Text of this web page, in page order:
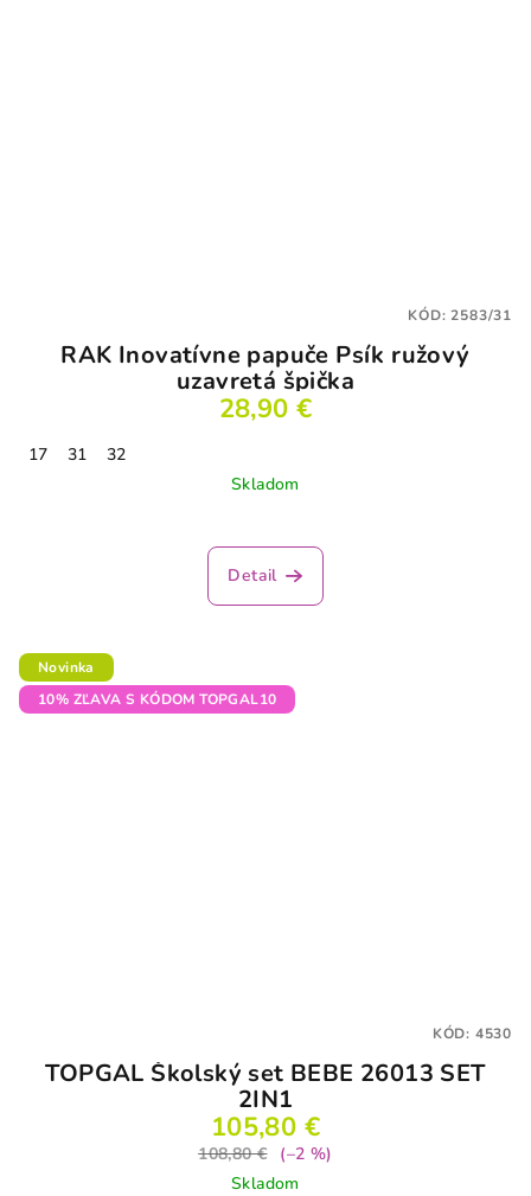
RAK Inovatívne papuče Psík ružový
uzavretá špička
28,90 €
17 31
32
Skladom
Detail
KÓD:2583/31
Novinka
10% ZĽAVA S KÓDOM TOPGAL10
TOPGAL Školský set BEBE 26013 SET
2IN1
105,80 €
108,80 €
(–2 %)
Skladom
KÓD: 4530